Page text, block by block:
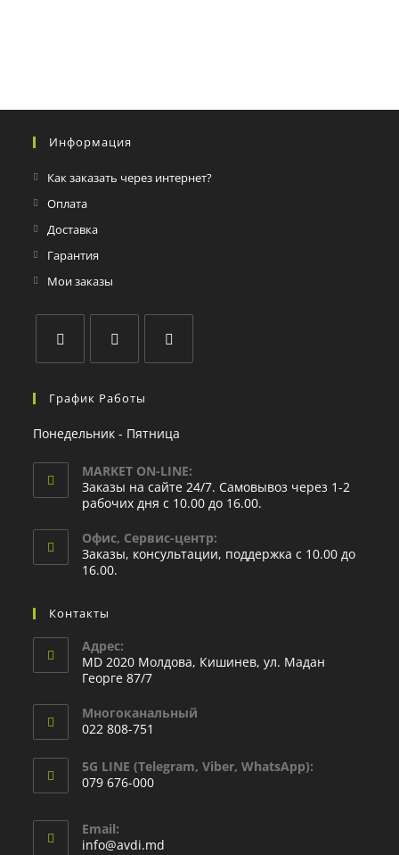
Информация
Как заказать через интернет?
Оплата
Доставка
Гарантия
Мои заказы
График Работы
Понедельник - Пятница
MARKET ON-LINE:
Заказы на сайте 24/7. Самовывоз через 1-2
рабочих дня с 10.00 до 16.00.
Офис, Сервис-центр:
Заказы, консультации, поддержка с 10.00 до
16.00.
Контакты
Адрес:
MD 2020 Молдова, Кишинев, ул. Мадан
Георге 87/7
Многоканальный
022 808-751
5G LINE (Telegram, Viber, WhatsApp):
079 676-000
Email:
info@avdi.md